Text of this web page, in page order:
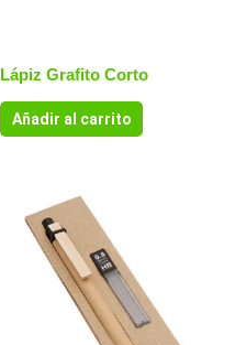
Lápiz Grafito Corto
Añadir al carrito